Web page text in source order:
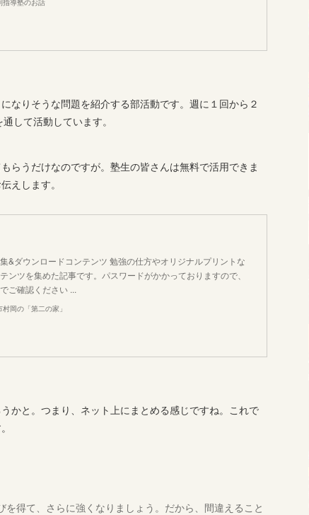
指導塾のお話
なりそうな問題を紹介する部活動です。週に１回から２
して活動しています。
らうだけなのですが。塾生の皆さんは無料で活用できま
えします。
&ダウンロードコンテンツ 勉強の仕方やオリジナルプリントな
ンツを集めた記事です。パスワードがかかっておりますので、
ご確認ください ...
岡の「第二の家」
かと。つまり、ネット上にまとめる感じですね。これで
得て、さらに強くなりましょう。だから、間違えること